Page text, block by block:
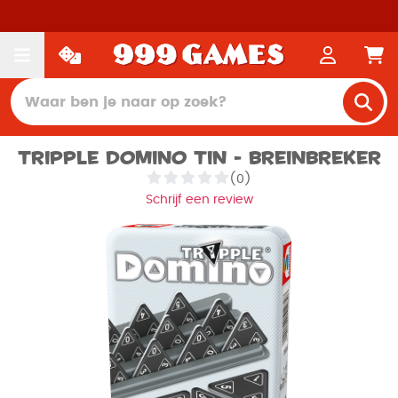
Tripple Domino tin - Breinbreker
(0)
Schrijf een review